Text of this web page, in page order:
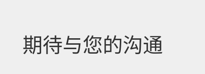
期待与您的沟通